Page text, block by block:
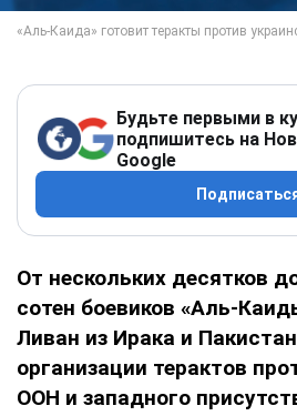
Будьте первыми в
подпишитесь на
Google
От нескольких десятков
сотен боевиков «Аль-
Ливан из Ирака и
организации терактов
ООН и западного